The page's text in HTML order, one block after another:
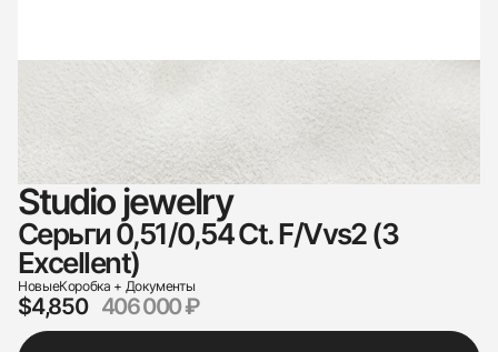
Studio jewelry
Серьги 0,51/0,54 Ct. F/Vvs2 (3
Excellent)
НовыеКоробка + Документы
$4,850 406 000 ₽